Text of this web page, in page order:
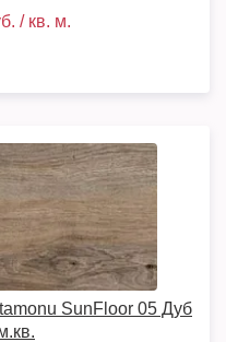
/ кв. м.
SunFloor 05 Дуб